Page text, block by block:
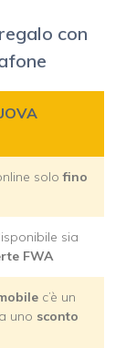
con
solo fino
sia
FWA
c’è un
uno sconto